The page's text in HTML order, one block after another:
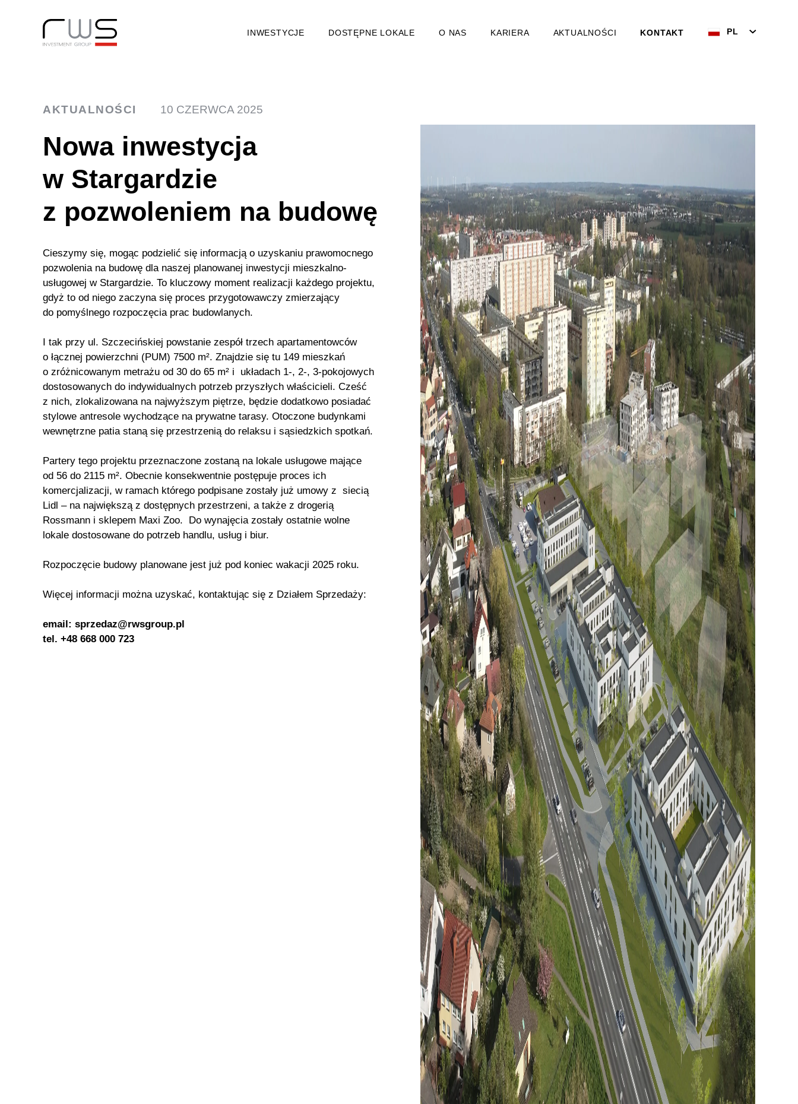
INWESTYCJE DOSTĘPNE LOKALE O NAS KARIERA AKTUALNOŚCI KONTAKT PL
AKTUALNOŚCI 10 CZERWCA 2025
Nowa inwestycja
w Stargardzie
z pozwoleniem na budowę
Cieszymy się, mogąc podzielić się informacją o uzyskaniu prawomocnego
pozwolenia na budowę dla naszej planowanej inwestycji mieszkalno-
usługowej w Stargardzie. To kluczowy moment realizacji każdego projektu,
gdyż to od niego zaczyna się proces przygotowawczy zmierzający
do pomyślnego rozpoczęcia prac budowlanych.
I tak przy ul. Szczecińskiej powstanie zespół trzech apartamentowców
o łącznej powierzchni (PUM) 7500 m². Znajdzie się tu 149 mieszkań
o zróżnicowanym metrażu od 30 do 65 m² i układach 1-, 2-, 3-pokojowych
dostosowanych do indywidualnych potrzeb przyszłych właścicieli. Cześć
z nich, zlokalizowana na najwyższym piętrze, będzie dodatkowo posiadać
stylowe antresole wychodzące na prywatne tarasy. Otoczone budynkami
wewnętrzne patia staną się przestrzenią do relaksu i sąsiedzkich spotkań.
Partery tego projektu przeznaczone zostaną na lokale usługowe mające
od 56 do 2115 m². Obecnie konsekwentnie postępuje proces ich
komercjalizacji, w ramach którego podpisane zostały już umowy z siecią
Lidl – na największą z dostępnych przestrzeni, a także z drogerią
Rossmann i sklepem Maxi Zoo. Do wynajęcia zostały ostatnie wolne
lokale dostosowane do potrzeb handlu, usług i biur.
Rozpoczęcie budowy planowane jest już pod koniec wakacji 2025 roku.
Więcej informacji można uzyskać, kontaktując się z Działem Sprzedaży:
email: sprzedaz@rwsgroup.pl
tel. +48 668 000 723